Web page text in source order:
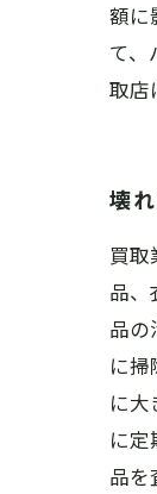
額に
て、
取店
壊
買
品、
品の
に
に
に
品を